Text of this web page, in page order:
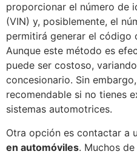
proporcionar el número de
(VIN) y, posiblemente, el
permitirá generar el código
Aunque este método es
puede ser costoso,
concesionario. Sin
recomendable si no tienes
sistemas automotrices.
Otra opción es contactar a
en automóviles. Muchos